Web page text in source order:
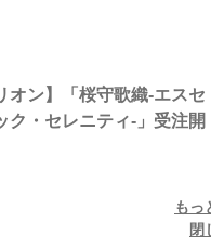
オン】「桜守歌織-エスセ
ク・セレニティ-」受注開
も
閉